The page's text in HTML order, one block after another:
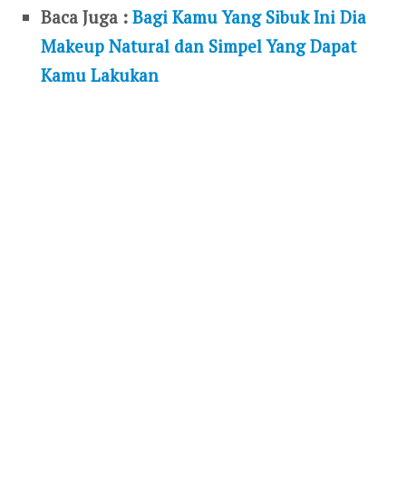
Baca Juga :Bagi Kamu Yang Sibuk Ini Dia
Makeup Natural dan Simpel Yang Dapat
Kamu Lakukan